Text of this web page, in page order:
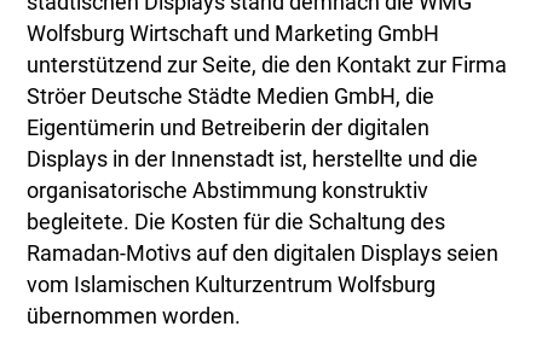
Wolfsburg Wirtschaft und Marketing GmbH
unterstützend zur Seite, die den Kontakt zur Firma
Ströer Deutsche Städte Medien GmbH, die
Eigentümerin und Betreiberin der digitalen
Displays in der Innenstadt ist, herstellte und die
organisatorische Abstimmung konstruktiv
begleitete. Die Kosten für die Schaltung des
Ramadan-Motivs auf den digitalen Displays seien
vom Islamischen Kulturzentrum Wolfsburg
übernommen worden.